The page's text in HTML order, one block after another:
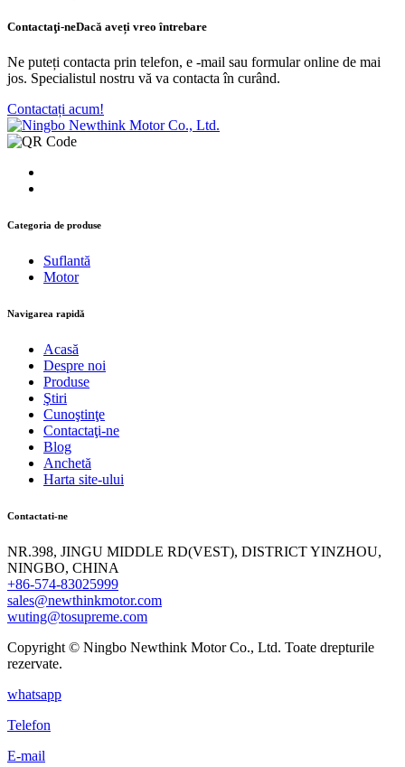
Contactaţi-neDacă aveți vreo întrebare
Ne puteți contacta prin telefon, e -mail sau formular online de mai
jos. Specialistul nostru vă va contacta în curând.
Contactați acum!
Categoria de produse
Suflantă
Motor
Navigarea rapidă
Acasă
Despre noi
Produse
Ştiri
Cunoştinţe
Contactaţi-ne
Blog
Anchetă
Harta site-ului
Contactati-ne
NR.398, JINGU MIDDLE RD(VEST), DISTRICT YINZHOU,
NINGBO, CHINA
+86-574-83025999
sales@newthinkmotor.com
wuting@tosupreme.com
Copyright © Ningbo Newthink Motor Co., Ltd. Toate drepturile
rezervate.
whatsapp
Telefon
E-mail